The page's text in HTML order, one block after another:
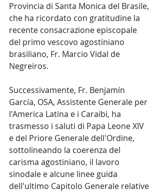
Provincia di Santa Monica del Brasile,
che ha ricordato con gratitudine la
recente consacrazione episcopale
del primo vescovo agostiniano
brasiliano, Fr. Marcio Vidal de
Negreiros.
Successivamente, Fr. Benjamín
García, OSA, Assistente Generale per
l'America Latina e i Caraibi, ha
trasmesso i saluti di Papa Leone XIV
e del Priore Generale dell'Ordine,
sottolineando la coerenza del
carisma agostiniano, il lavoro
sinodale e alcune linee guida
dell'ultimo Capitolo Generale relative